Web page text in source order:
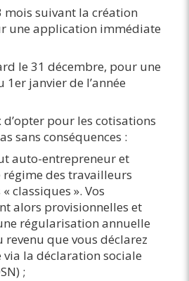
mois suivant la création
une application immédiate
le 31 décembre, pour une
janvier de l’année
pour les cotisations
sans conséquences :
auto-entrepreneur et
régime des travailleurs
classiques ». Vos
alors provisionnelles et
régularisation annuelle
revenu que vous déclarez
via la déclaration sociale
;